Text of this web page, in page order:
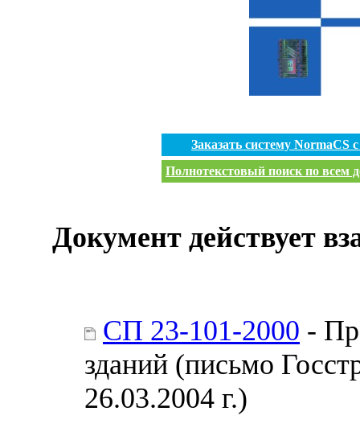
Заказать систему
Полнотекстовый поиск по всем
Документ действует
СП 23-101-2000 -
зданий (письмо
26.03.2004 г.)